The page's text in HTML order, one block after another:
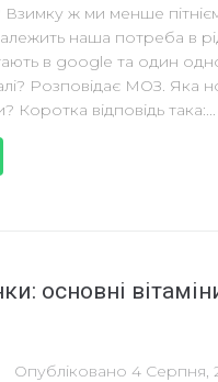
Взимку ж ми менше
наша потреба в
в google та один
Розповідає МОЗ. Яка
Коротка відповідь така:...
основні
Опубліковано 4 Серпня,